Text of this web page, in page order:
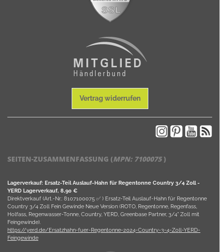
Vertrag widerrufen
SEITEN-ZUSAMMENFASSUNG (MPN: 7100075)
Lagerverkauf: Ersatz-Teil Auslauf-Hahn für Regentonne Country 3/4 Zoll -
YERD Lagerverkauf, 8,90 €
Direktverkauf (Art.-Nr.: 8107100075 ✅ ) Ersatz-Teil Auslauf-Hahn für Regentonne
Country 3/4 Zoll Fein Gewinde Neue Version (ROTO, Regentonne, Regenfass,
Holfass, Regenwasser-Tonne, Country, YERD, Greenbase Partner, 3/4" Zoll mit
Feingewinde).
https://yerd.de/Ersatzhahn-fuer-Regentonne-2024-Country-3-4-Zoll-YERD-
Feingewinde